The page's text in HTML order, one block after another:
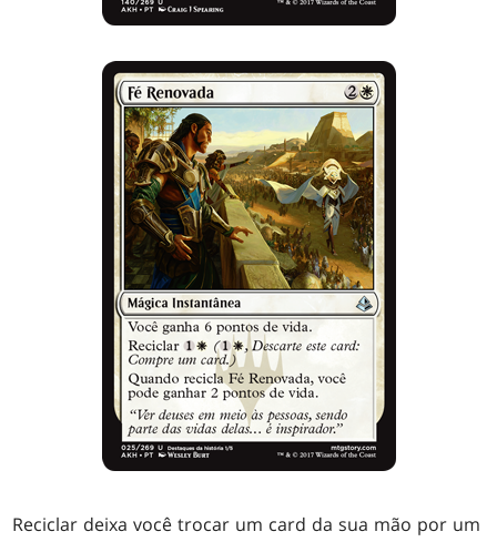
Reciclar deixa você trocar um card da sua mão por um